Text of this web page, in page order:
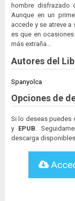
hombre disfrazado
Aunque en un
accede y se atreve
es que en
más extraña…
Autores del
Spanyolca
Opciones de
Si lo deseas puedes
y EPUB .
descarga